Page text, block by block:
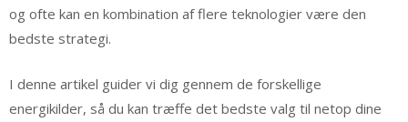
og ofte kan en kombination af flere teknologier være den
bedste strategi.
I denne artikel guider vi dig gennem de forskellige
energikilder, så du kan træffe det bedste valg til netop dine